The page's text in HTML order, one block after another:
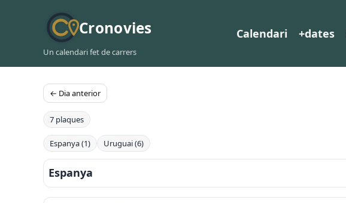
Cronovies
Un calendari fet de carrers
Calendari +dates
← Dia anterior
7 plaques
Espanya (1) Uruguai (6)
Espanya